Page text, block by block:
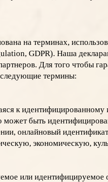
на терминах,
GDPR). Наша
Для того чтобы
термины:
к
быть
онлайновый
экономическую,
или идентифицируемое